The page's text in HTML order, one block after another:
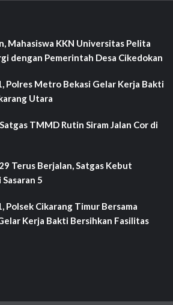
Mahasiswa KKN Universitas Pelita
dengan Pemerintah Desa Cikedokan
Polres Metro Bekasi Gelar Kerja Bakti
Utara
TMMD Rutin Siram Jalan Cor di
Terus Berjalan, Satgas Kebut
5
Polsek Cikarang Timur Bersama
Kerja Bakti Bersihkan Fasilitas